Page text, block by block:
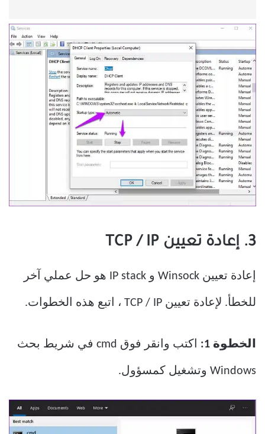
3. إعادة تعيين TCP / IP
إعادة تعيين Winsock و IP stack هو حل عملي آخر
للخطأ. لإعادة تعيين TCP / IP ، اتبع هذه الخطوات.
الخطوة 1: اكتب وانقر فوق cmd في شريط بحث
Windows وتشغيل كمسؤول.